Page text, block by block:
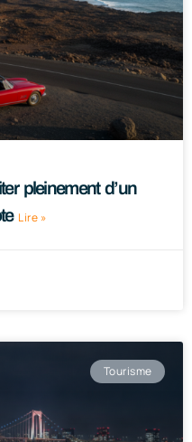
pleinement d’un
Lire »
Tourisme